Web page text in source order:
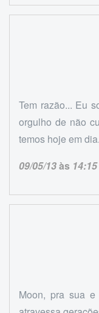
Tem razão... Eu
orgulho de não
temos hoje em dia.
09/05/13às 14:15
Moon, pra sua